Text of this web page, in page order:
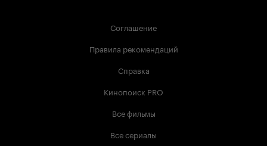
Соглашение
Правила рекомендаций
Справка
Кинопоиск PRO
Все фильмы
Все сериалы